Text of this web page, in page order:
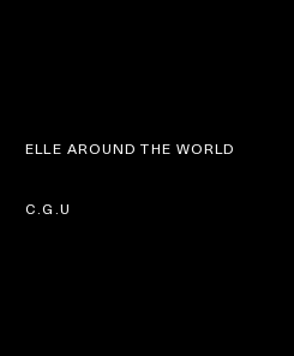
ELLE AROUND THE WORLD
C.G.U